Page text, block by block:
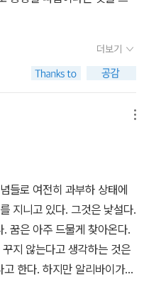
. 그러니 남성형 낱말과 여성
합니다.제2장에서 이야기하
면, 라틴어로 영혼을 의미하는
학에서 아니마는 남성의 무
여기 해당됩니다. 반대로 아
면을 의미합니다. 모든 정
협력하면서, 때로는 충돌하
관점에서 가장 순수한 상태
니무스에 해당한다고 보았습
돌리는 몽상에 대하여 이야
사랑스러운 관념들이야 말
자 질료가 된다는 것입니다.
, 추억의 이런 몽상이아먈
더보기
들로 여전히 과부하 상태에
지니고 있다. 그것은 낯설다.
꿈은 아주 드물게 찾아온다.
지 않는다고 생각하는 것은
한다. 하지만 알리바이가